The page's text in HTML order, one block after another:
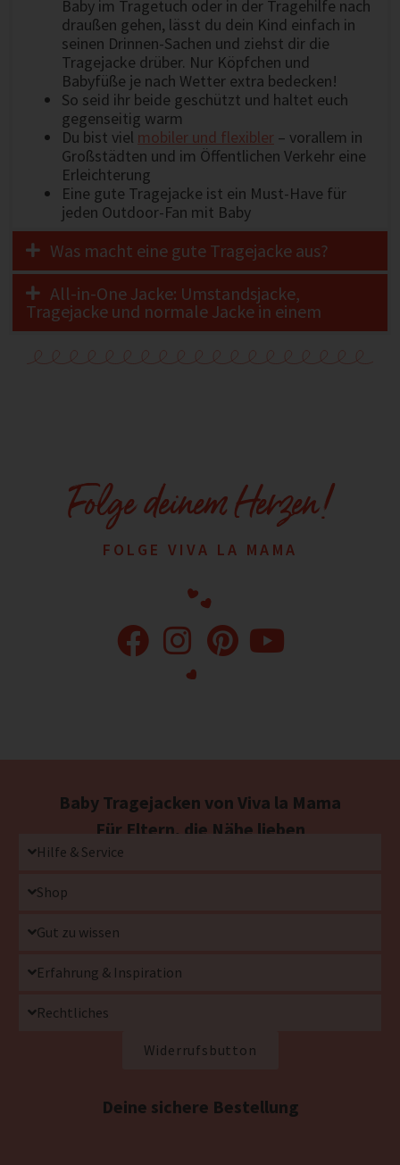
Baby im Tragetuch oder in der Tragehilfe nach
draußen gehen, lässt du dein Kind einfach in
seinen Drinnen-Sachen und ziehst dir die
Tragejacke drüber. Nur Köpfchen und
Babyfüße je nach Wetter extra bedecken!
So seid ihr beide geschützt und haltet euch
gegenseitig warm
Du bist viel mobiler und flexibler – vorallem in
Großstädten und im Öffentlichen Verkehr eine
Erleichterung
Eine gute Tragejacke ist ein Must-Have für
jeden Outdoor-Fan mit Baby
Was macht eine gute Tragejacke aus?
All-in-One Jacke: Umstandsjacke,
Tragejacke und normale Jacke in einem
Folge deinem Herzen!
FOLGE VIVA LA MAMA
Baby Tragejacken von Viva la Mama
Für Eltern, die Nähe lieben
Hilfe & Service
Shop
Gut zu wissen
Erfahrung & Inspiration
Rechtliches
Widerrufsbutton
Deine sichere Bestellung